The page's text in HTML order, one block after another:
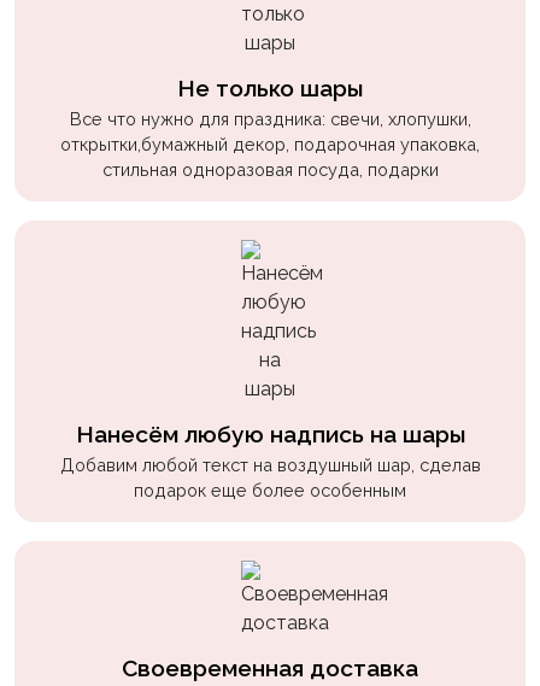
Не только шары
Все что нужно для праздника: свечи, хлопушки,
открытки,бумажный декор, подарочная упаковка,
стильная одноразовая посуда, подарки
Нанесём любую надпись на шары
Добавим любой текст на воздушный шар, сделав
подарок еще более особенным
Своевременная доставка
пчелки
Мальчикам
Сладости